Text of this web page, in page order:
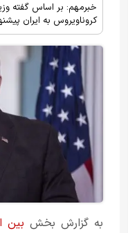
خبرمهم: بر اساس گفته
کرونا‌ویروس به ایران
به گزارش بخش بین